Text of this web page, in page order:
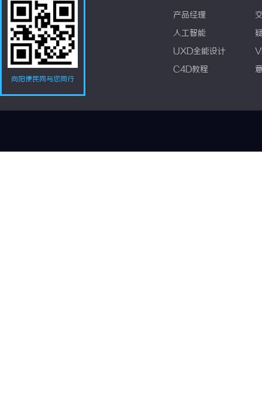
向阳便民网与您同行
产品经理
人工智能
UXD全能设计
C4D教程